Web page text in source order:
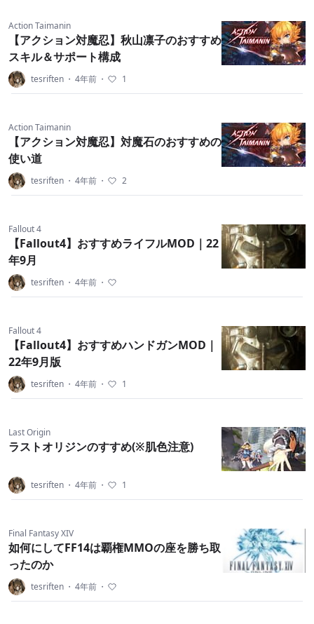
Action Taimanin
【アクション対魔忍】秋山凛子のおすすめ
スキル＆サポート構成
tesriften ・ 4年前 ・ 1
Action Taimanin
【アクション対魔忍】対魔石のおすすめの
使い道
tesriften ・ 4年前 ・ 2
Fallout 4
【Fallout4】おすすめライフルMOD｜22
年9月
tesriften ・ 4年前 ・
Fallout 4
【Fallout4】おすすめハンドガンMOD｜
22年9月版
tesriften ・ 4年前 ・ 1
Last Origin
ラストオリジンのすすめ(※肌色注意)
tesriften ・ 4年前 ・ 1
Final Fantasy XIV
如何にしてFF14は覇権MMOの座を勝ち取
ったのか
tesriften ・ 4年前 ・